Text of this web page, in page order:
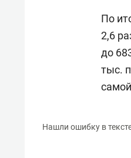
По
2,6
до
тыс.
Нашли ошибку в